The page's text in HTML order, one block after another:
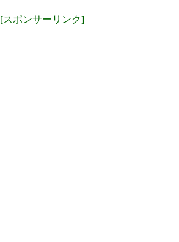
[スポンサーリンク]